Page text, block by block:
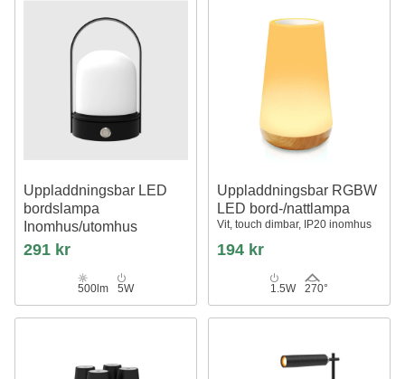
Uppladdningsbar LED
bordslampa
Inomhus/utomhus
Svart, dimbar, IP54 utomhus
bordslampa
291 kr
500lm 5W
Uppladdningsbar RGBW
LED bord-/nattlampa
Vit, touch dimbar, IP20 inomhus
194 kr
1.5W 270°